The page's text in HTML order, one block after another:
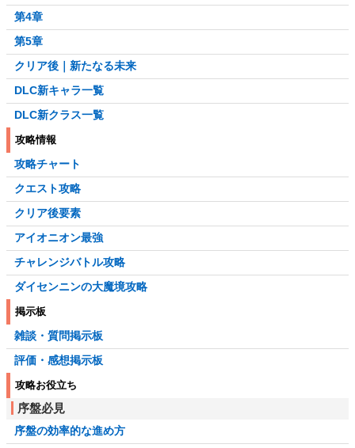
第4章
第5章
クリア後｜新たなる未来
DLC新キャラ一覧
DLC新クラス一覧
攻略情報
攻略チャート
クエスト攻略
クリア後要素
アイオニオン最強
チャレンジバトル攻略
ダイセンニンの大魔境攻略
掲示板
雑談・質問掲示板
評価・感想掲示板
攻略お役立ち
序盤必見
序盤の効率的な進め方